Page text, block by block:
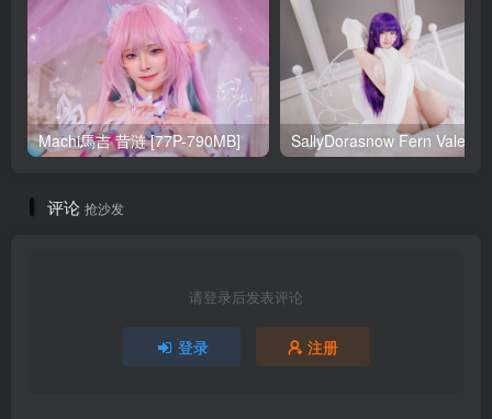
Machi馬吉 昔涟 [77P-790MB]
评论 抢沙发
请登录后发表评论
登录 注册